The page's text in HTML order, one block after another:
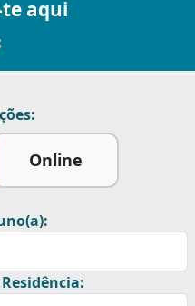
aqui
Online